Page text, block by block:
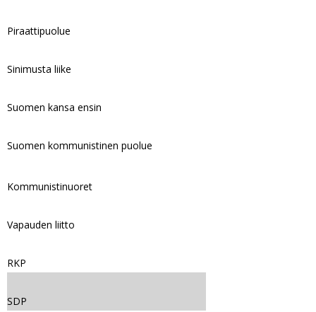
Piraattipuolue
Sinimusta liike
Suomen kansa ensin
Suomen kommunistinen puolue
Kommunistinuoret
Vapauden liitto
RKP
SDP